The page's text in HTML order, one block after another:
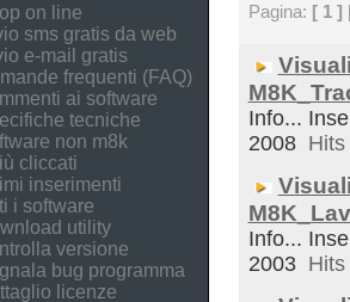
on line
sms gratis da web
e-mail gratis
frequenti (FAQ)
ai software
tecniche
non m8k
cliccati
inserimenti
i software
utility
versione
bug programma
licenze
Pagina: [ 1 ]
Info...
2008
Info...
2003